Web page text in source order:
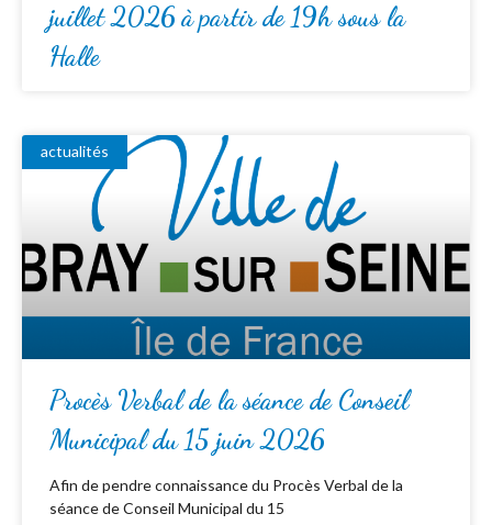
juillet 2026 à partir de 19h sous la
Halle
actualités
Procès Verbal de la séance de Conseil
Municipal du 15 juin 2026
Afin de pendre connaissance du Procès Verbal de la
séance de Conseil Municipal du 15